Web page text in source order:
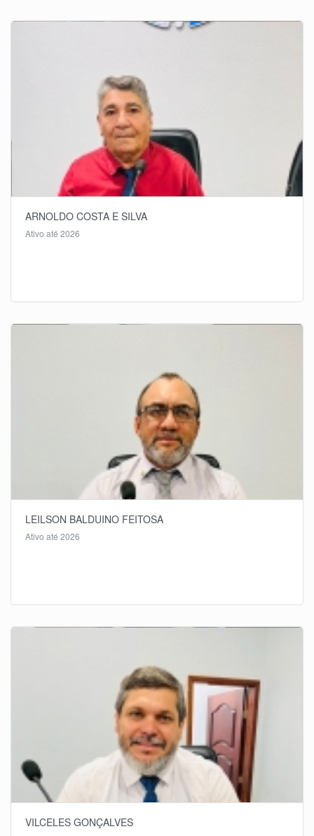
ARNOLDO COSTA E SILVA
Ativo até 2026
LEILSON BALDUINO FEITOSA
Ativo até 2026
VILCELES GONÇALVES